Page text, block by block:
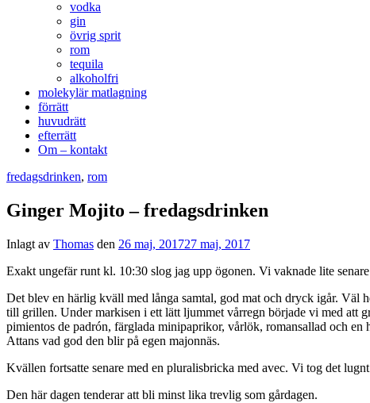
vodka
gin
övrig sprit
rom
tequila
alkoholfri
molekylär matlagning
förrätt
huvudrätt
efterrätt
Om – kontakt
fredagsdrinken, rom
Ginger Mojito – fredagsdrinken
Inlagt av Thomas den 26 maj, 201727 maj, 2017
Exakt ungefär runt kl. 10:30 slog jag upp ögonen. Vi vaknade lite
Det blev en härlig kväll med långa samtal, god mat och dryck igår. Väl
till grillen. Under markisen i ett lätt ljummet vårregn började vi med att
pimientos de padrón, färglada minipaprikor, vårlök, romansallad och en
Attans vad god den blir på egen majonnäs.
Kvällen fortsatte senare med en pluralisbricka med avec. Vi tog det
Den här dagen tenderar att bli minst lika trevlig som gårdagen.